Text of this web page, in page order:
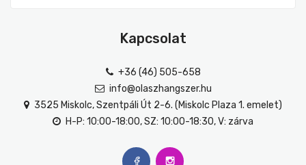
Kapcsolat
+36 (46) 505-658
info@olaszhangszer.hu
3525 Miskolc, Szentpáli Út 2-6. (Miskolc Plaza 1. emelet)
H-P: 10:00-18:00, SZ: 10:00-18:30, V: zárva